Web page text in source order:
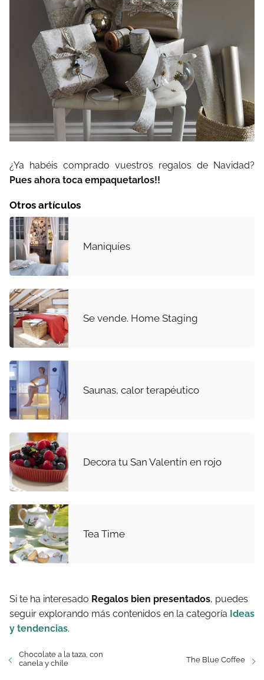
¿Ya habéis comprado vuestros regalos de Navidad?
Pues ahora toca empaquetarlos!!
Otros artículos
Maniquíes
Se vende. Home Staging
Saunas, calor terapéutico
Decora tu San Valentín en rojo
Tea Time
Si te ha interesado Regalos bien presentados, puedes
seguir explorando más contenidos en la categoría Ideas
y tendencias.
Chocolate a la taza, con
canela y chile
The Blue Coffee